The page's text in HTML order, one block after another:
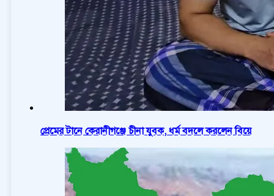
প্রেমের টানে কেরানীগঞ্জে চীনা যুবক, ধর্ম বদলে করলেন বিয়ে